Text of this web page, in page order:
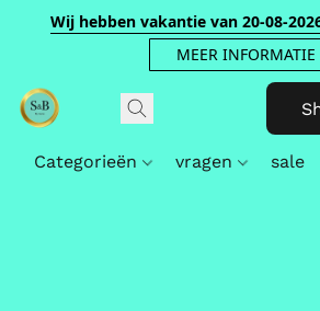
Wij hebben vakantie van 20-08-
MEER INFORMATIE
Categorieën vragen sale